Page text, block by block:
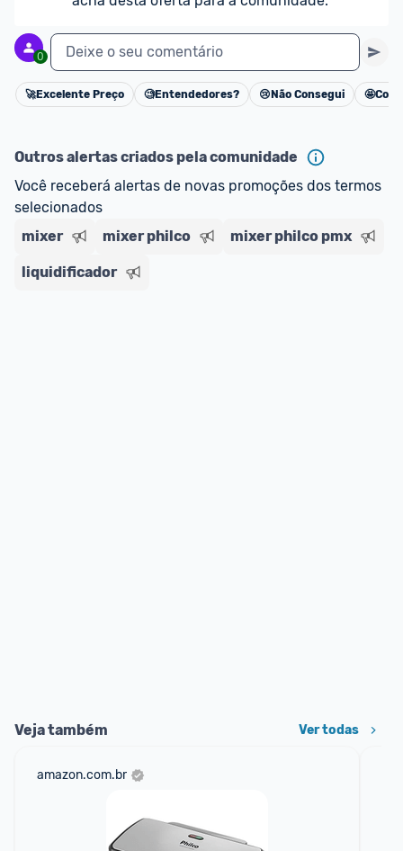
0 Deixe o seu comentário
Cancelar
🚀Excelente Preço 🧐Entendedores? 😢 Não Consegui 🤩
Outros alertas criados pela comunidade
Você receberá alertas de novas promoções dos termos
selecionados
mixer
mixer philco mixer philco pmx
liquidificador
Veja também Ver todas
amazon.com.br